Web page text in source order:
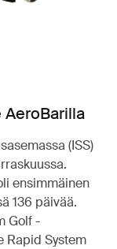
AeroBarilla
(ISS)
ensimmäinen
136 päivää.
Golf -
Rapid System